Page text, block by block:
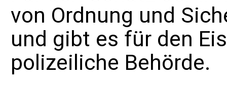
von Ordnung und
und gibt es für den
polizeiliche Behörde.